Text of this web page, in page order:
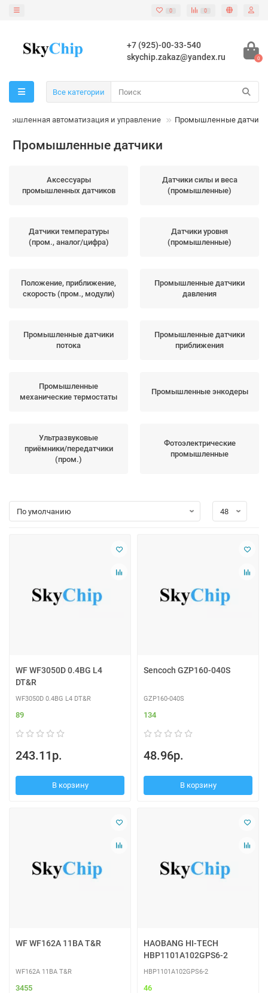
0 0
+7 (925)-00-33-540
skychip.zakaz@yandex.ru
0
Все категории
автоматизация и управление Промышленные датчики
Промышленные датчики
Аксессуары
промышленных датчиков
Датчики силы и веса
(промышленные)
Датчики температуры
(пром., аналог/цифра)
Датчики уровня
(промышленные)
Положение, приближение,
скорость (пром., модули)
Промышленные датчики
давления
Промышленные датчики
потока
Промышленные датчики
приближения
Промышленные
механические термостаты
Промышленные энкодеры
Ультразвуковые
приёмники/передатчики
(пром.)
Фотоэлектрические
промышленные
WF WF3050D 0.4BG L4
DT&R
WF3050D 0.4BG L4 DT&R
89
243.11р.
В корзину
Sencoch GZP160-040S
GZP160-040S
134
48.96р.
В корзину
WF WF162A 11BA T&R
WF162A 11BA T&R
3455
HAOBANG HI-TECH
HBP1101A102GPS6-2
HBP1101A102GPS6-2
46